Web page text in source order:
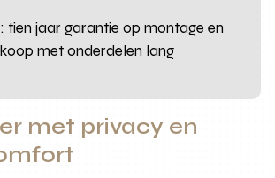
: tien jaar garantie op montage en
met onderdelen lang
met privacy en